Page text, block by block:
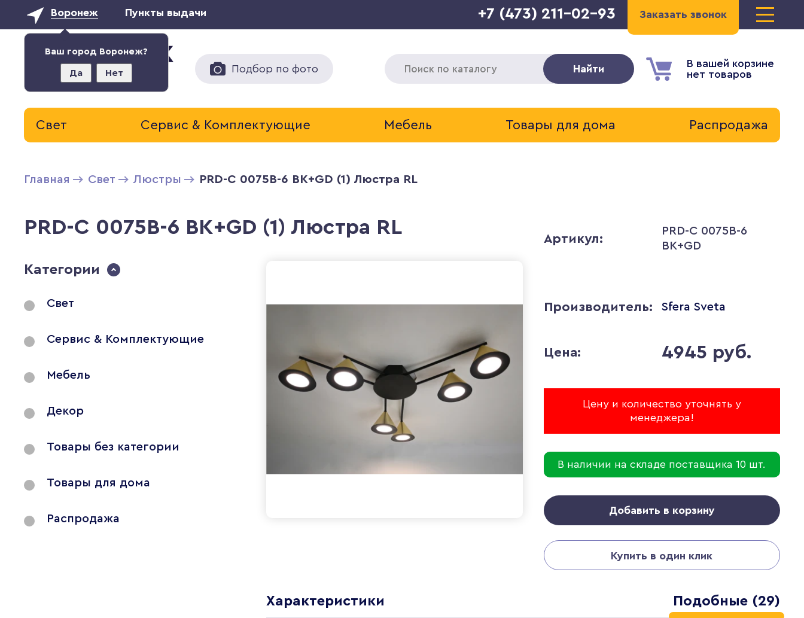
Воронеж
Ваш город Воронеж?
Да Нет
Пункты выдачи Заказать звонок
+7 (473) 211-02-93
Подбор по фото
В вашей корзине
нет товаров
Найти
Свет Сервис & Комплектующие Мебель Товары для дома Распродажа
Главная Свет Люстры PRD-C 0075B-6 BK+GD (1) Люстра RL
PRD-C 0075B-6 BK+GD (1) Люстра RL
Категории
Свет
Сервис & Комплектующие
Мебель
Декор
Товары без категории
Товары для дома
Распродажа
Артикул:
PRD-C 0075B-6
BK+GD
Производитель: Sfera Sveta
Цена: 4945 руб.
Цену и количество уточнять у
менеджера!
В наличии на складе поставщика 10 шт.
Добавить в корзину
Купить в один клик
Характеристики Подобные (29)